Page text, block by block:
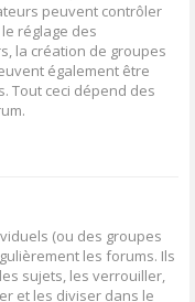
peuvent contrôler
réglage des
la création de groupes
également être
Tout ceci dépend des
(ou des groupes
les forums. Ils
sujets, les verrouiller,
et les diviser dans le